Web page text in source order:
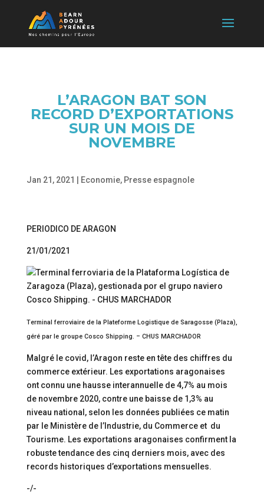
L’ARAGON BAT SON
RECORD D’EXPORTATIONS
SUR UN MOIS DE
NOVEMBRE
Jan 21, 2021 Economie, Presse espagnole
PERIODICO DE ARAGON
21/01/2021
Terminal ferroviaire de la Plateforme Logistique de Saragosse (Plaza),
géré par le groupe Cosco Shipping. – CHUS MARCHADOR
Malgré le covid, l’Aragon reste en tête des chiffres du
commerce extérieur. Les exportations aragonaises
ont connu une hausse interannuelle de 4,7% au mois
de novembre 2020, contre une baisse de 1,3% au
niveau national, selon les données publiées ce matin
par le Ministère de l’Industrie, du Commerce et du
Tourisme. Les exportations aragonaises confirment la
robuste tendance des cinq derniers mois, avec des
records historiques d’exportations mensuelles.
-/-